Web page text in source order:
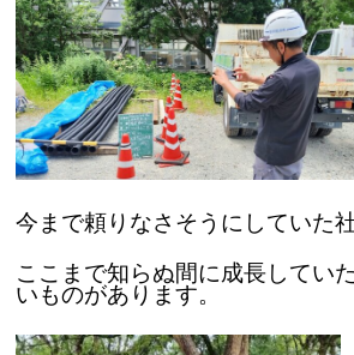
今まで頼りなさそうにしていた社
ここまで知らぬ間に成長してい
いものがあります。